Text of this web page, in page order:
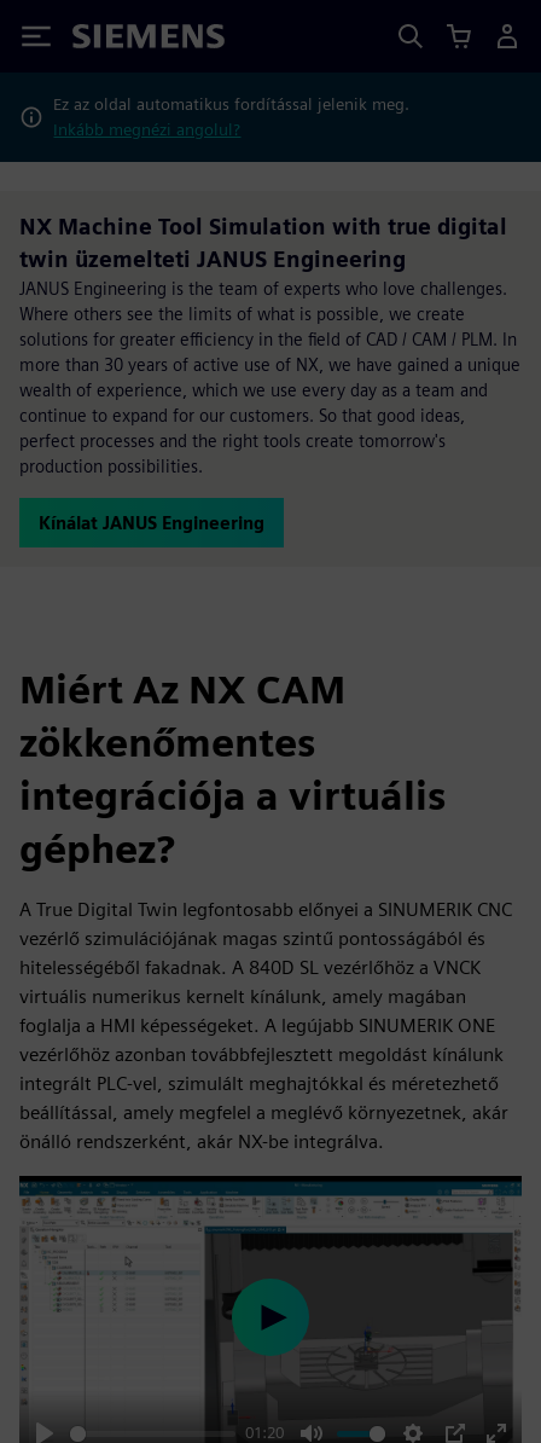
Siemens
Ez az oldal automatikus fordítással jelenik meg.
Inkább megnézi angolul?
NX Machine Tool Simulation with true digital
twin üzemelteti JANUS Engineering
JANUS Engineering is the team of experts who love challenges.
Where others see the limits of what is possible, we create
solutions for greater efficiency in the field of CAD / CAM / PLM. In
more than 30 years of active use of NX, we have gained a unique
wealth of experience, which we use every day as a team and
continue to expand for our customers. So that good ideas,
perfect processes and the right tools create tomorrow's
production possibilities.
Kínálat JANUS Engineering
Miért Az NX CAM
zökkenőmentes
integrációja a virtuális
géphez?
A True Digital Twin legfontosabb előnyei a SINUMERIK CNC
vezérlő szimulációjának magas szintű pontosságából és
hitelességéből fakadnak. A 840D SL vezérlőhöz a VNCK
virtuális numerikus kernelt kínálunk, amely magában
foglalja a HMI képességeket. A legújabb SINUMERIK ONE
vezérlőhöz azonban továbbfejlesztett megoldást kínálunk
integrált PLC-vel, szimulált meghajtókkal és méretezhető
beállítással, amely megfelel a meglévő környezetnek, akár
önálló rendszerként, akár NX-be integrálva.
01:20
Play